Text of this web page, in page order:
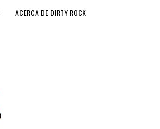
ACERCA DE DIRTY ROCK